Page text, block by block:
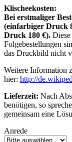
Klischeekosten:
Bei erstmaliger
(einfarbiger Druck
Druck 180 €). Diese
Folgebestellungen
das Druckbild nicht
Weitere Information
hier: http://
Lieferzeit: Nach
benötigen, so
gemeinsam eine
Anrede